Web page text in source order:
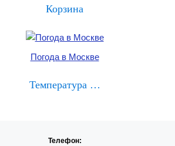
Корзина
Погода в Москве
Температура …
Телефон: